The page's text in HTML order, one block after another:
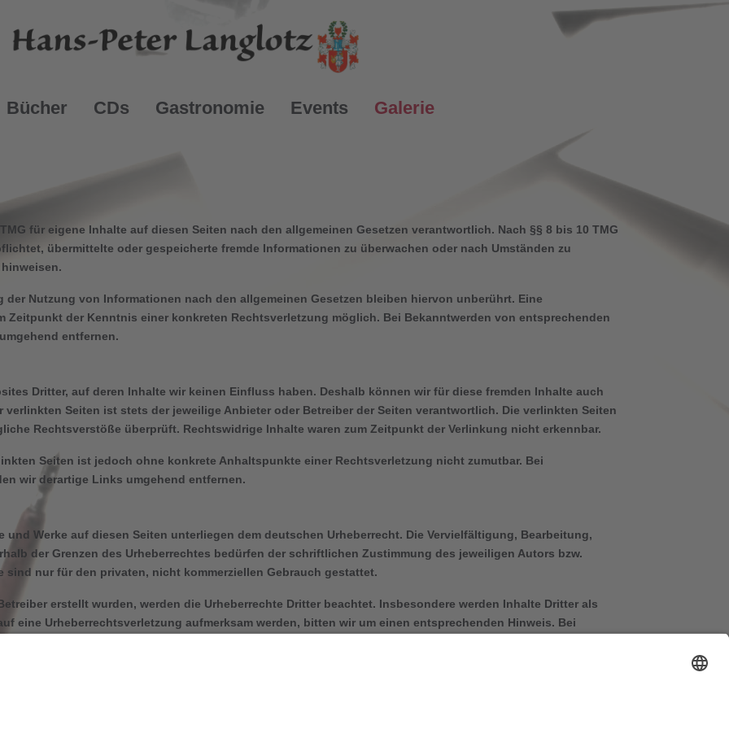
Bücher CDs Gastronomie Events Galerie
für eigene Inhalte auf diesen Seiten nach den allgemeinen Gesetzen verantwortlich. Nach §§ 8 bis 10 TMG
übermittelte oder gespeicherte fremde Informationen zu überwachen oder nach Umständen zu
Nutzung von Informationen nach den allgemeinen Gesetzen bleiben hiervon unberührt. Eine
Zeitpunkt der Kenntnis einer konkreten Rechtsverletzung möglich. Bei Bekanntwerden von entsprechenden
entfernen.
Dritter, auf deren Inhalte wir keinen Einfluss haben. Deshalb können wir für diese fremden Inhalte auch
verlinkten Seiten ist stets der jeweilige Anbieter oder Betreiber der Seiten verantwortlich. Die verlinkten Seiten
Rechtsverstöße überprüft. Rechtswidrige Inhalte waren zum Zeitpunkt der Verlinkung nicht erkennbar.
Seiten ist jedoch ohne konkrete Anhaltspunkte einer Rechtsverletzung nicht zumutbar. Bei
wir derartige Links umgehend entfernen.
Werke auf diesen Seiten unterliegen dem deutschen Urheberrecht. Die Vervielfältigung, Bearbeitung,
der Grenzen des Urheberrechtes bedürfen der schriftlichen Zustimmung des jeweiligen Autors bzw.
sind nur für den privaten, nicht kommerziellen Gebrauch gestattet.
erstellt wurden, werden die Urheberrechte Dritter beachtet. Insbesondere werden Inhalte Dritter als
eine Urheberrechtsverletzung aufmerksam werden, bitten wir um einen entsprechenden Hinweis. Bei